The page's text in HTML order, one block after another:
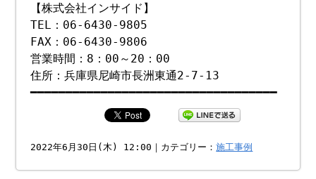
【株式会社インサイド】
TEL：06-6430-9805
FAX：06-6430-9806
営業時間：8：00～20：00
住所：兵庫県尼崎市長洲東通2-7-13
━━━━━━━━━━━━━━━━━━━━━━━━━━━━━━━━━━━
2022年6月30日(木) 12:00｜カテゴリー：施工事例